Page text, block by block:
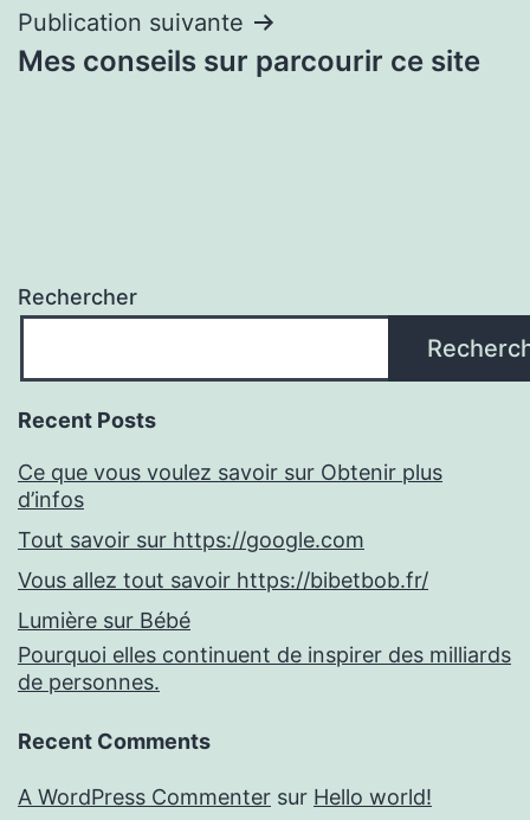
Publication suivante
Mes conseils sur parcourir ce site
Rechercher
Recent Posts
Ce que vous voulez savoir sur Obtenir plus
d’infos
Tout savoir sur https://google.com
Vous allez tout savoir https://bibetbob.fr/
Lumière sur Bébé
Pourquoi elles continuent de inspirer des milliards
de personnes.
Recent Comments
A WordPress Commenter sur Hello world!